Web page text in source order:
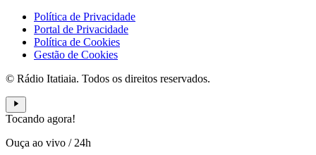
Política de Privacidade
Portal de Privacidade
Política de Cookies
Gestão de Cookies
© Rádio Itatiaia. Todos os direitos reservados.
Tocando agora!
Ouça ao vivo / 24h